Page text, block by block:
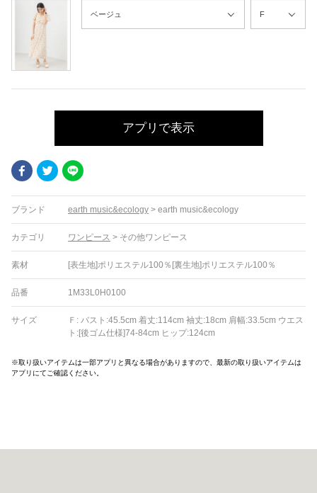
アプリで表示
FacebookTwitter
ブランド earth music&ecology > earth music&ecology
カテゴリ ワンピース > その他ワンピース
素材 [表生地]ポリエステル100％[裏生地]ポリエステル100％
品番 1M33L0H0100
サイズ
Ｆ: バスト:45.5cm 着丈:114cm 袖丈:18cm 肩幅:33.5cm ウエス
ト:[後ゴム仕様]74-84cm ヒップ:124cm
※取り扱いアイテムは一部アプリと異なる場合がありますので、最新の取り扱いアイテムは
アプリにてご確認ください。